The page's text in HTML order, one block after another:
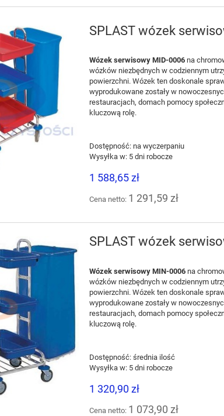
SPLAST wózek
Wózek serwisowy MID-0006na
wózków niezbędnych w codziennym
powierzchni. Wózek ten doskonale
wyprodukowane zostały w
restauracjach, domach pomocy
kluczową rolę.
Dostępność: na wyczerpaniu
Wysyłka w: 5 dni robocze
1 588,65 zł
Cena netto: 1 291,59 zł
SPLAST wózek
Wózek serwisowy MIN-0006na
wózków niezbędnych w codziennym
powierzchni. Wózek ten doskonale
wyprodukowane zostały w
restauracjach, domach pomocy
kluczową rolę.
Dostępność: średnia ilość
Wysyłka w: 5 dni robocze
1 320,90 zł
Cena netto: 1 073,90 zł